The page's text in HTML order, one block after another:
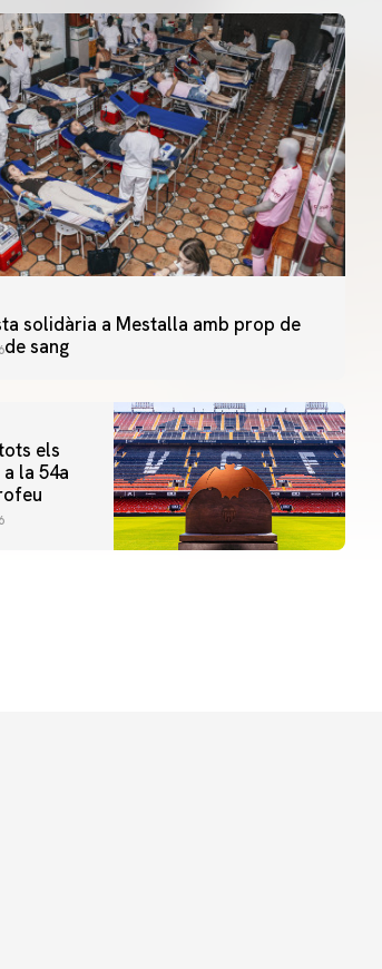
solidària a Mestalla amb prop de
sang
els
la 54a